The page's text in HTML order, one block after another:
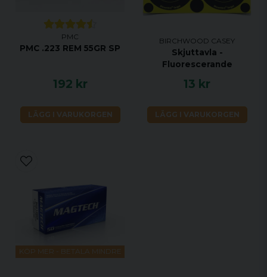
PMC
PMC .223 REM 55GR SP
192 kr
LÄGG I VARUKORGEN
BIRCHWOOD CASEY
Skjuttavla -
Fluorescerande
13 kr
LÄGG I VARUKORGEN
KÖP MER - BETALA MINDRE